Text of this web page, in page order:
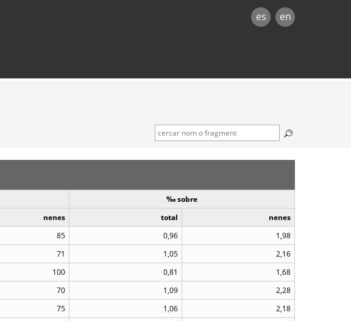
es en
‰ sobre
nenes total
nenes
85 0,96
1,98
71 1,05
2,16
100 0,81
1,68
70 1,09
2,28
75 1,06
2,18